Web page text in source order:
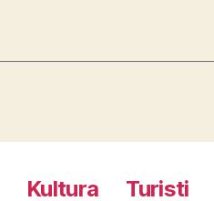
Kultura Turisti